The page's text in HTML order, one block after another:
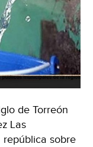
de Torreón
Las
sobre